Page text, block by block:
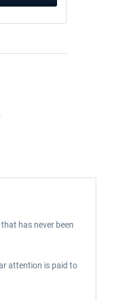
has never been
attention is paid to